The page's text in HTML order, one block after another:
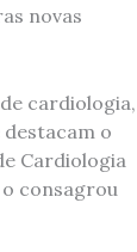
novas
cardiologia,
o
Cardiologia
consagrou